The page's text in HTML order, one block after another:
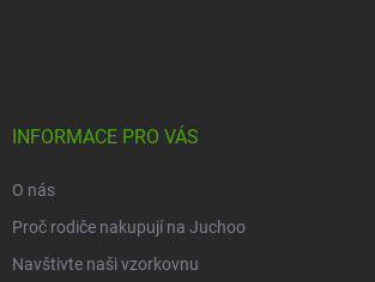
INFORMACE PRO VÁS
O nás
Proč rodiče nakupují na Juchoo
Navštivte naši vzorkovnu